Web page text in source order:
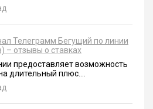
Телеграмм Бегущий по линии
– отзывы о ставках
предоставляет возможность
длительный плюс....